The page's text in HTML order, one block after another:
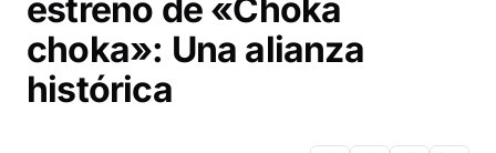
estreno de «Choka
choka»: Una alianza
histórica